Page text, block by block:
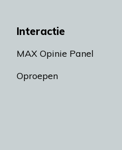
Interactie
MAX Opinie Panel
Oproepen